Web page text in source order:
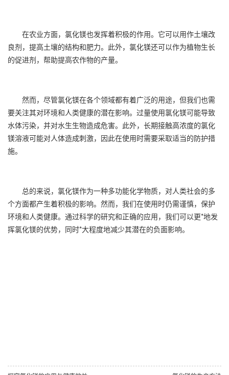
在农业方面，氯化镁也发挥着积极的作用。它可以用作土壤改
良剂，提高土壤的结构和肥力。此外，氯化镁还可以作为植物生长
的促进剂，帮助提高农作物的产量。
然而，尽管氯化镁在各个领域都有着广泛的用途，但我们也需
要关注其对环境和人类健康的潜在影响。过量使用氯化镁可能导致
水体污染，并对水生生物造成危害。此外，长期接触高浓度的氯化
镁溶液可能对人体造成刺激，因此在使用时需要采取适当的防护措
施。
总的来说，氯化镁作为一种多功能化学物质，对人类社会的多
个方面都产生着积极的影响。然而，我们在使用时仍需谨慎，保护
环境和人类健康。通过科学的研究和正确的应用，我们可以更*地发
挥氯化镁的优势，同时*大程度地减少其潜在的负面影响。